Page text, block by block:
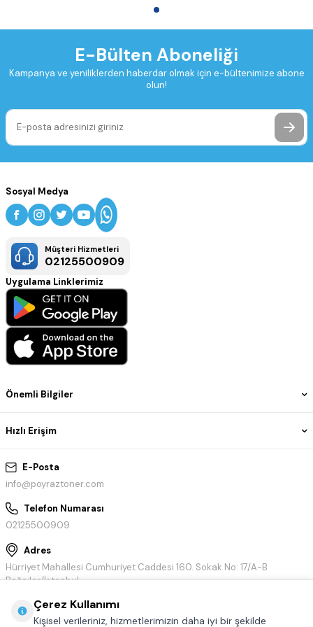
E-Bülten Aboneliği
Kampanya ve yeniliklerden haberdar olmak için e-bültenimize abone
olun!
E-Posta
info@poyraztoner.com
Telefon Numarası
02125500909
Adres
Hürriyet Mahallesi Cumhuriyet Caddesi 160. Sokak No: 17/A-B
Bağcılar/İstanbul
Önemli Bilgiler
Hızlı Erişim
Sosyal Medya
Müşteri Hizmetleri
02125500909
Uygulama Linklerimiz
Çerez Kullanımı
Kişisel verileriniz, hizmetlerimizin daha iyi bir şekilde